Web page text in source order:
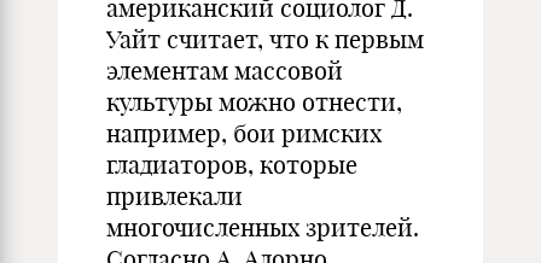
американский социолог Д.
Уайт считает, что к первым
элементам массовой
культуры можно отнести,
например, бои римских
гладиаторов, которые
привлекали
многочисленных зрителей.